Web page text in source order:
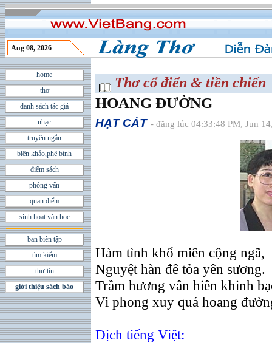
Aug 08, 2026
home
thơ
danh sách tác giả
nhạc
truyện ngắn
biên khảo,phê bình
điểm sách
phỏng vấn
quan điểm
sinh hoạt văn học
ban biên tập
tìm kiếm
thư tín
giới thiệu sách báo
Thơ cổ điển & tiền chiến
HOANG ÐƯỜNG
HẠT CÁT - đăng lúc 04:33:48 PM, Jun
Hàm tình khổ miên cộng ngã,
Nguyệt hàn đê tỏa yên sương.
Trầm hương vân hiên khinh
Vi phong xuy quá hoang
Dịch tiếng Việt: